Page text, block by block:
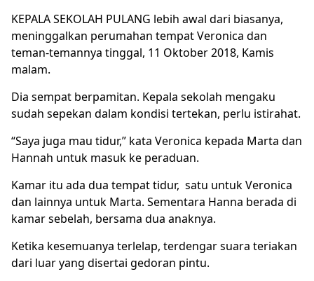
KEPALA SEKOLAH PULANG lebih awal dari biasanya,
meninggalkan perumahan tempat Veronica dan
teman-temannya tinggal, 11 Oktober 2018, Kamis
malam.
Dia sempat berpamitan. Kepala sekolah mengaku
sudah sepekan dalam kondisi tertekan, perlu istirahat.
“Saya juga mau tidur,” kata Veronica kepada Marta dan
Hannah untuk masuk ke peraduan.
Kamar itu ada dua tempat tidur, satu untuk Veronica
dan lainnya untuk Marta. Sementara Hanna berada di
kamar sebelah, bersama dua anaknya.
Ketika kesemuanya terlelap, terdengar suara teriakan
dari luar yang disertai gedoran pintu.